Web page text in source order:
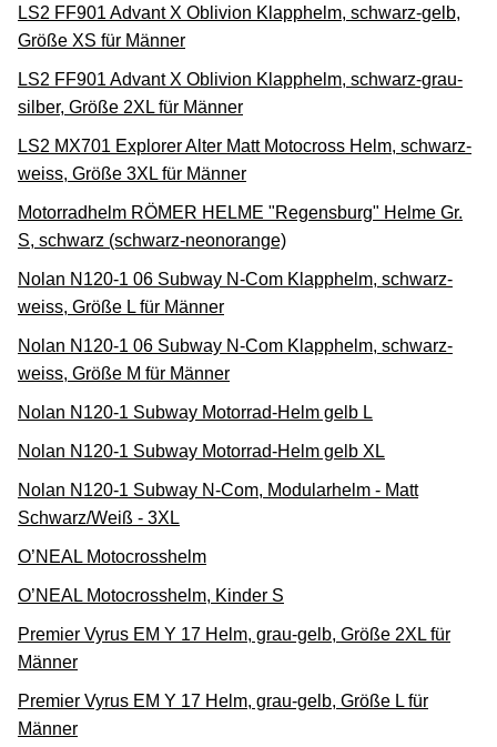
LS2 FF901 Advant X Oblivion Klapphelm, schwarz-gelb,
Größe XS für Männer
LS2 FF901 Advant X Oblivion Klapphelm, schwarz-grau-
silber, Größe 2XL für Männer
LS2 MX701 Explorer Alter Matt Motocross Helm, schwarz-
weiss, Größe 3XL für Männer
Motorradhelm RÖMER HELME "Regensburg" Helme Gr.
S, schwarz (schwarz-neonorange)
Nolan N120-1 06 Subway N-Com Klapphelm, schwarz-
weiss, Größe L für Männer
Nolan N120-1 06 Subway N-Com Klapphelm, schwarz-
weiss, Größe M für Männer
Nolan N120-1 Subway Motorrad-Helm gelb L
Nolan N120-1 Subway Motorrad-Helm gelb XL
Nolan N120-1 Subway N-Com, Modularhelm - Matt
Schwarz/Weiß - 3XL
O’NEAL Motocrosshelm
O’NEAL Motocrosshelm, Kinder S
Premier Vyrus EM Y 17 Helm, grau-gelb, Größe 2XL für
Männer
Premier Vyrus EM Y 17 Helm, grau-gelb, Größe L für
Männer